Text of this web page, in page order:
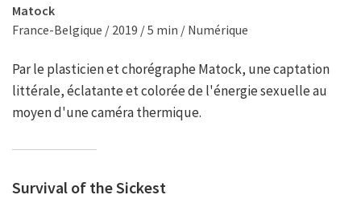
Matock
France-Belgique / 2019 / 5 min / Numérique
Par le plasticien et chorégraphe Matock, une captation
littérale, éclatante et colorée de l'énergie sexuelle au
moyen d'une caméra thermique.
Survival of the Sickest